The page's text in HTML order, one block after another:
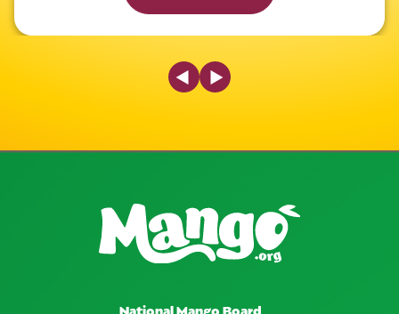
Previous Slide
Next Slide
National Mango Board